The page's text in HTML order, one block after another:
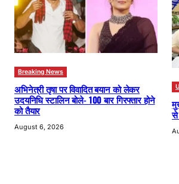
Breaking News
अभिनेत्री तृषा पर विवादित बयान को लेकर
उदयनिधि स्टालिन बोले- 100 बार गिरफ्तार होने
को तैयार
August 6, 2026